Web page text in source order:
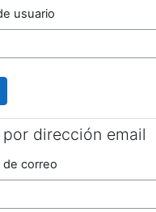
usuario
dirección email
por dirección email
de correo